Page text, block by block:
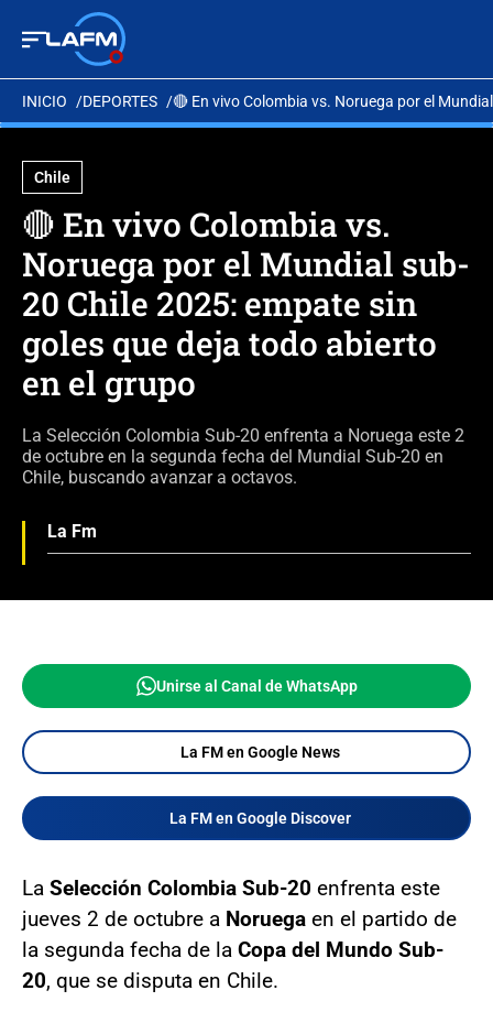
INICIO DEPORTES 🔴 En vivo Colombia vs. Noruega por el
Chile
🔴 En vivo Colombia vs.
Noruega por el Mundial sub-
20 Chile 2025: empate sin
goles que deja todo abierto
en el grupo
La Selección Colombia Sub-20 enfrenta a Noruega este 2
de octubre en la segunda fecha del Mundial Sub-20 en
Chile, buscando avanzar a octavos.
La Fm
Unirse al Canal de WhatsApp
La FM en Google News
La FM en Google Discover
La Selección Colombia Sub-20 enfrenta este
jueves 2 de octubre a Noruega en el partido de
la segunda fecha de la Copa del Mundo Sub-
20, que se disputa en Chile.